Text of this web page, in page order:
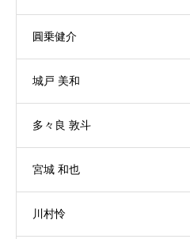
圓乗健介
城戸 美和
多々良 敦斗
宮城 和也
川村怜